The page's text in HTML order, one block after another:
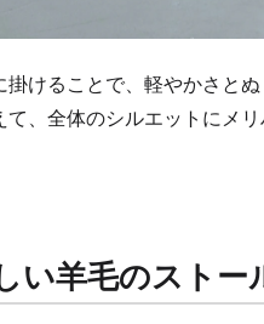
掛けることで、軽やかさと
て、全体のシルエットにメリ
い羊毛のストー